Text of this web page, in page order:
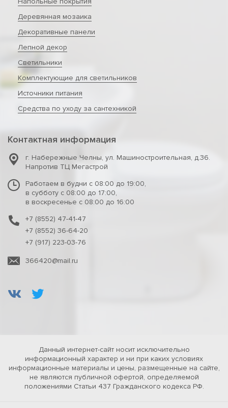
Деревянная мозаика
Декоративные панели
Лепной декор
Светильники
Комплектующие для светильников
Источники питания
Средства по уходу за сантехникой
Контактная информация
г. Набережные Челны, ул. Машиностроительная, д.36.
Напротив ТЦ Мегастрой
Работаем в будни с 08:00 до 19:00,
в субботу с 08:00 до 17:00,
в воскресенье с 08:00 до 16:00
+7 (8552) 47-41-47
+7 (8552) 36-64-20
+7 (917) 223-03-76
366420@mail.ru
Данный интернет-сайт носит исключительно
информационный характер и ни при каких условиях
информационные материалы и цены, размещенные на сайте,
не являются публичной офертой, определяемой
положениями Статьи 437 Гражданского кодекса РФ.